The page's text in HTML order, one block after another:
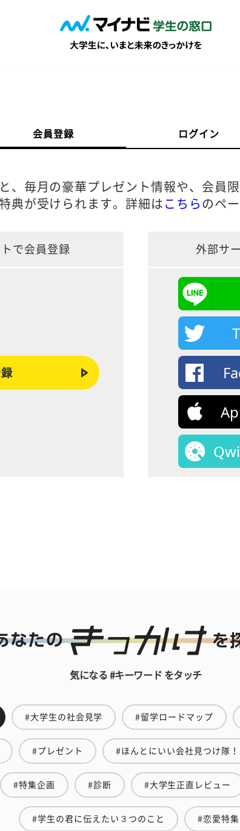
会員登録 ログイン
、毎月の豪華プレゼント情報や、会員
典が受けられます。詳細は こちら のペ
で会員登録 外部サ
気になる #キーワード をタッチ
#大学生の社会見学 #留学ロードマップ
#プレゼント #ほんとにいい会社見つけ隊！
#特集企画 #診断 #大学生正直レビュー
#学生の君に伝えたい３つのこと #恋愛特集